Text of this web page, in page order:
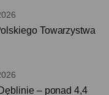
Towarzystwa
– ponad 4,4